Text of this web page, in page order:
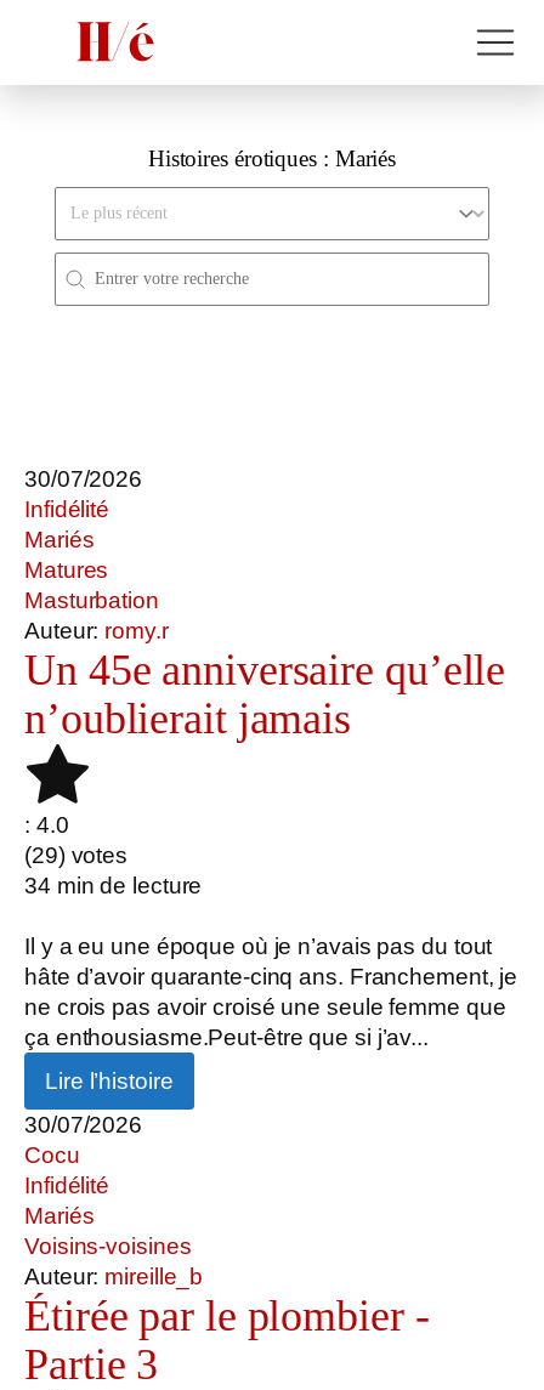
Histoires érotiques : Mariés
Trier par
Search FR
Rechercher
30/07/2026
Infidélité
Mariés
Matures
Masturbation
Auteur: romy.r
Un 45e anniversaire qu’elle
n’oublierait jamais
: 4.0
(29) votes
34 min de lecture
Il y a eu une époque où je n’avais pas du tout
hâte d’avoir quarante-cinq ans. Franchement, je
ne crois pas avoir croisé une seule femme que
ça enthousiasme.Peut-être que si j’av...
Lire l’histoire
30/07/2026
Cocu
Infidélité
Mariés
Voisins-voisines
Auteur: mireille_b
Étirée par le plombier -
Partie 3